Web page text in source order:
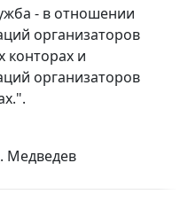
- в отношении
организаторов
конторах и
организаторов
Медведев